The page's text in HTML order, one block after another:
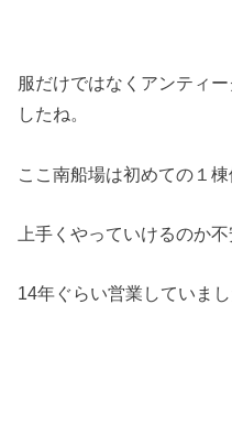
服だけではなくアンティ
したね。
ここ南船場は初めての１
上手くやっていけるのか
14年ぐらい営業していまし